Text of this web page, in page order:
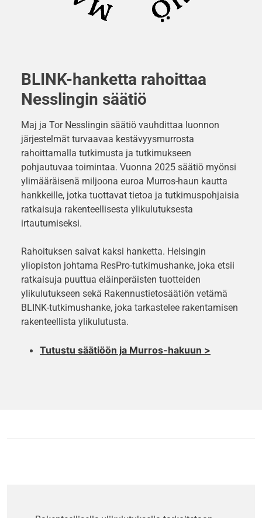
BLINK-hanketta rahoittaa
Nesslingin säätiö
Maj ja Tor Nesslingin säätiö vauhdittaa luonnon
järjestelmät turvaavaa kestävyysmurrosta
rahoittamalla tutkimusta ja tutkimukseen
pohjautuvaa toimintaa. Vuonna 2025 säätiö myönsi
ylimääräisenä miljoona euroa Murros-haun kautta
hankkeille, jotka tuottavat tietoa ja tutkimuspohjaisia
ratkaisuja rakenteellisesta ylikulutuksesta
irtautumiseksi.
Rahoituksen saivat kaksi hanketta. Helsingin
yliopiston johtama ResPro-tutkimushanke, joka etsii
ratkaisuja puuttua eläinperäisten tuotteiden
ylikulutukseen sekä Rakennustietosäätiön vetämä
BLINK-tutkimushanke, joka tarkastelee rakentamisen
rakenteellista ylikulutusta.
Tutustu säätiöön ja Murros-hakuun >